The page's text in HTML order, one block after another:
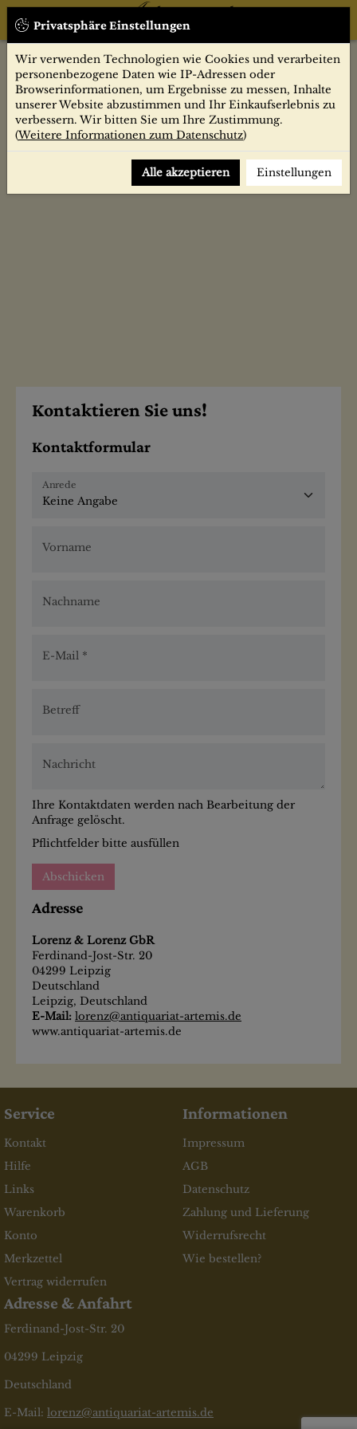
Privatsphäre Einstellungen
Wir verwenden Technologien wie Cookies und verarbeiten
personenbezogene Daten wie IP-Adressen oder
Browserinformationen, um Ergebnisse zu messen, Inhalte
unserer Website abzustimmen und Ihr Einkaufserlebnis zu
verbessern. Wir bitten Sie um Ihre Zustimmung.
(Weitere Informationen zum Datenschutz)
Alle akzeptieren Einstellungen
Kontaktieren Sie uns!
Adresse
Lorenz & Lorenz GbR
Ferdinand-Jost-Str. 20
04299 Leipzig
Deutschland
Leipzig, Deutschland
E-Mail: lorenz@antiquariat-artemis.de
www.antiquariat-artemis.de
Kontaktformular
Anrede
Vorname
Nachname
E-Mail
Betreff
Nachricht
Ihre Kontaktdaten werden nach Bearbeitung der
Anfrage gelöscht.
Pflichtfelder bitte ausfüllen
Abschicken
Service
Kontakt
Hilfe
Links
Warenkorb
Konto
Merkzettel
Vertrag widerrufen
Informationen
Impressum
AGB
Datenschutz
Zahlung und Lieferung
Widerrufsrecht
Wie bestellen?
Adresse & Anfahrt
Ferdinand-Jost-Str. 20
04299 Leipzig
Deutschland
E-Mail: lorenz@antiquariat-artemis.de